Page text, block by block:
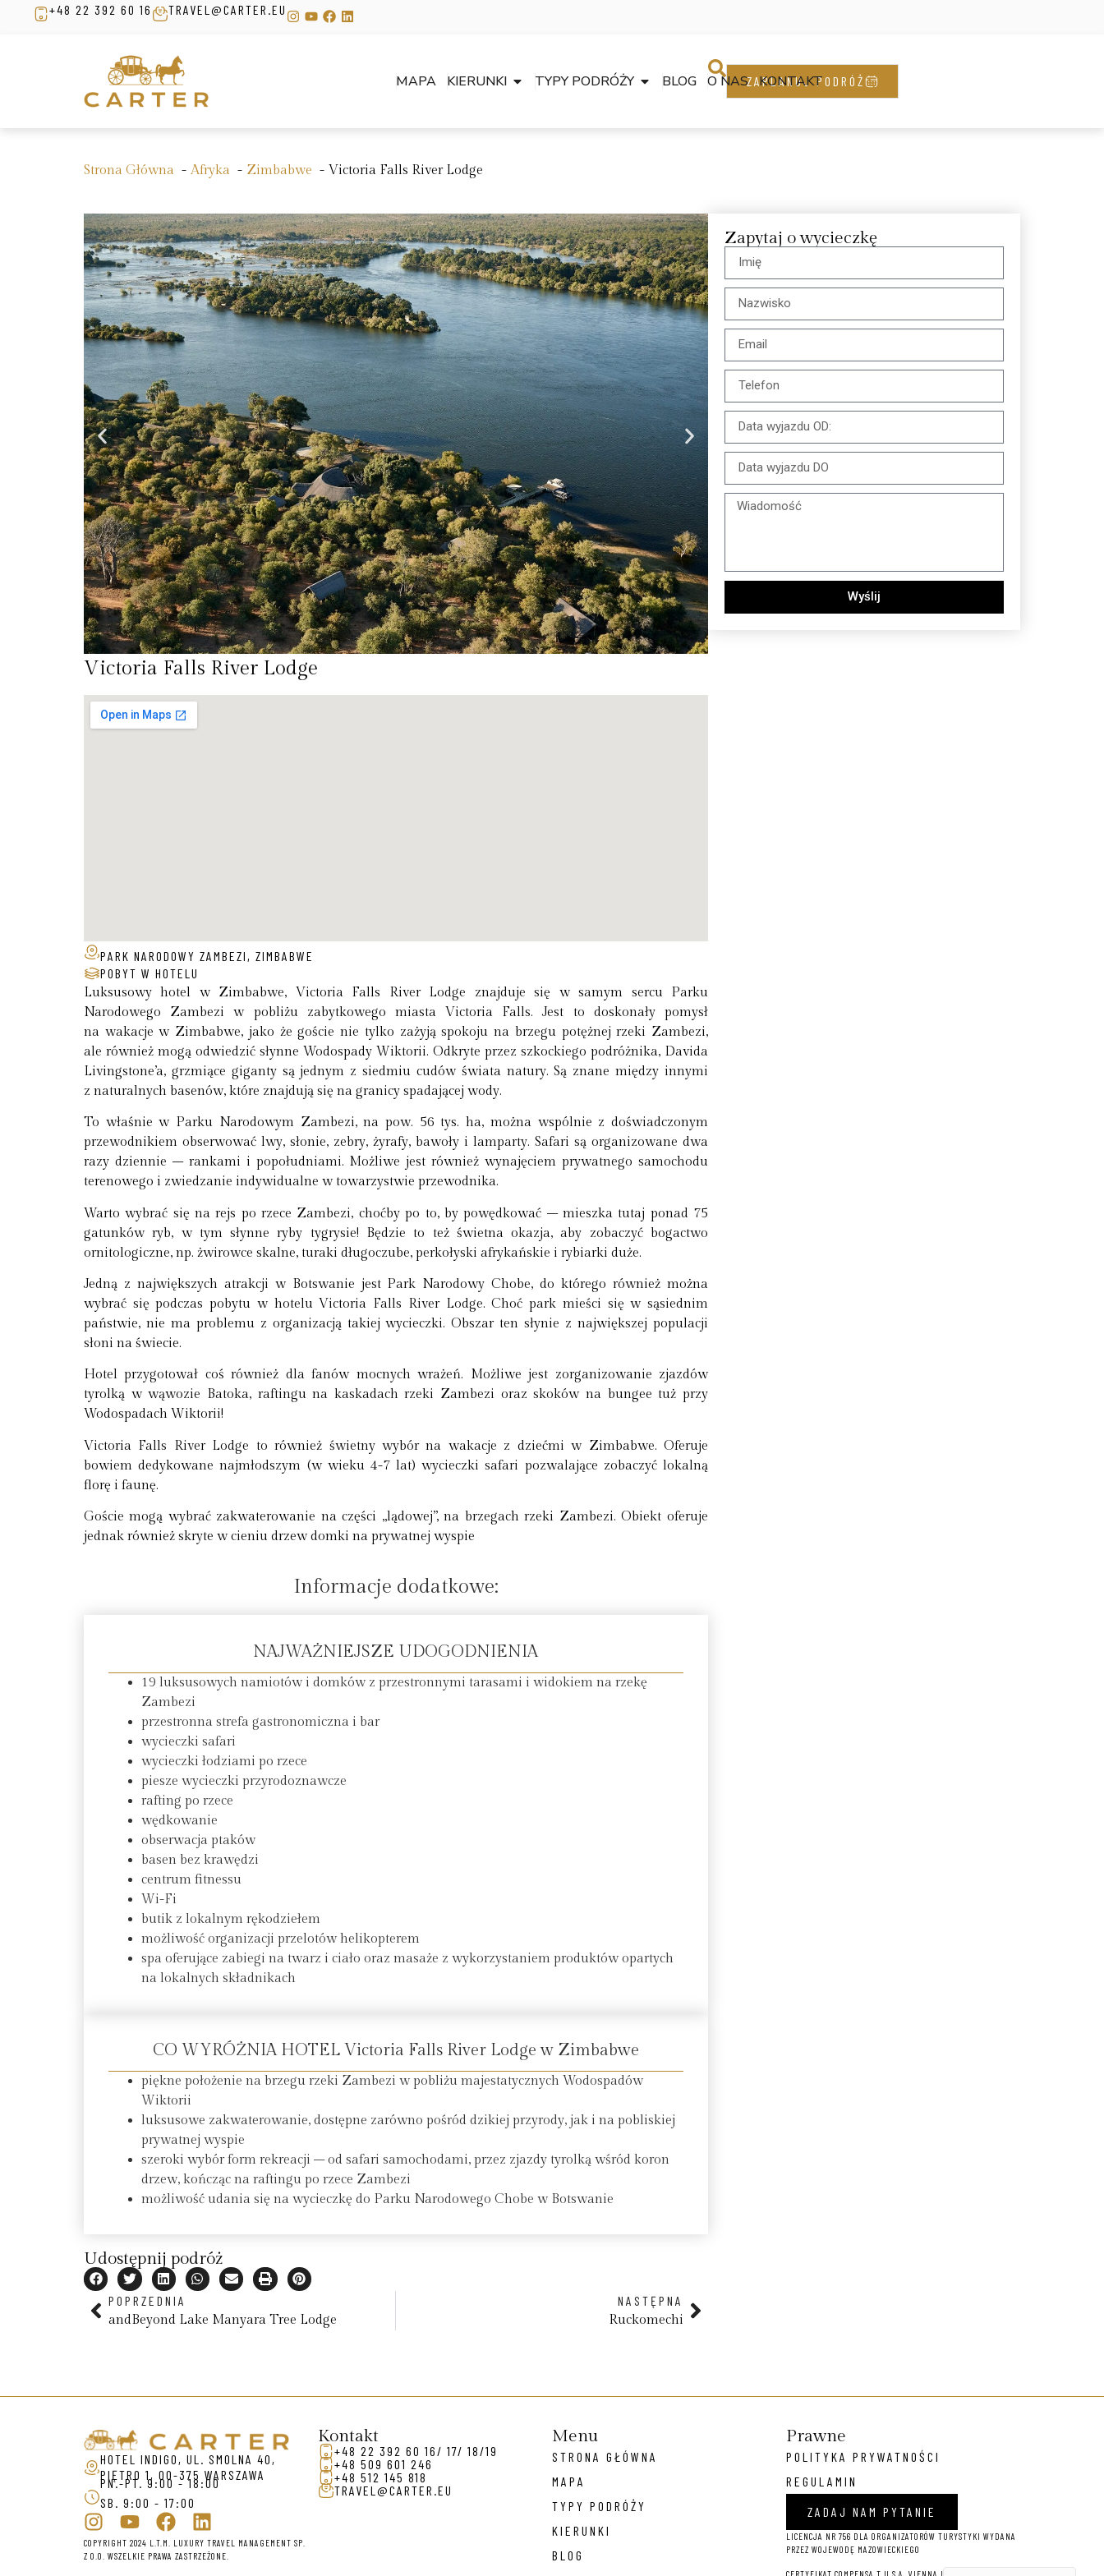
+48 22 392 60 16 TRAVEL@CARTER.EU
MAPA KIERUNKI TYPY PODRÓŻY BLOG O NAS KONTAKT
ZAPLANUJ PODRÓŻ
Strona Główna Afryka Zimbabwe Victoria Falls River Lodge
Victoria Falls River Lodge
PARK NARODOWY ZAMBEZI, ZIMBABWE
POBYT W HOTELU
Luksusowy hotel w Zimbabwe, Victoria Falls River Lodge znajduje się w samym sercu Parku
Narodowego Zambezi w pobliżu zabytkowego miasta Victoria Falls. Jest to doskonały pomysł
na wakacje w Zimbabwe, jako że goście nie tylko zażyją spokoju na brzegu potężnej rzeki Zambezi,
ale również mogą odwiedzić słynne Wodospady Wiktorii. Odkryte przez szkockiego podróżnika, Davida
Livingstone’a, grzmiące giganty są jednym z siedmiu cudów świata natury. Są znane między innymi
z naturalnych basenów, które znajdują się na granicy spadającej wody.
To właśnie w Parku Narodowym Zambezi, na pow. 56 tys. ha, można wspólnie z doświadczonym
przewodnikiem obserwować lwy, słonie, zebry, żyrafy, bawoły i lamparty. Safari są organizowane dwa
razy dziennie – rankami i popołudniami. Możliwe jest również wynajęciem prywatnego samochodu
terenowego i zwiedzanie indywidualne w towarzystwie przewodnika.
Warto wybrać się na rejs po rzece Zambezi, choćby po to, by powędkować – mieszka tutaj ponad 75
gatunków ryb, w tym słynne ryby tygrysie! Będzie to też świetna okazja, aby zobaczyć bogactwo
ornitologiczne, np. żwirowce skalne, turaki długoczube, perkołyski afrykańskie i rybiarki duże.
Jedną z największych atrakcji w Botswanie jest Park Narodowy Chobe, do którego również można
wybrać się podczas pobytu w hotelu Victoria Falls River Lodge. Choć park mieści się w sąsiednim
państwie, nie ma problemu z organizacją takiej wycieczki. Obszar ten słynie z największej populacji
słoni na świecie.
Hotel przygotował coś również dla fanów mocnych wrażeń. Możliwe jest zorganizowanie zjazdów
tyrolką w wąwozie Batoka, raftingu na kaskadach rzeki Zambezi oraz skoków na bungee tuż przy
Wodospadach Wiktorii!
Victoria Falls River Lodge to również świetny wybór na wakacje z dziećmi w Zimbabwe. Oferuje
bowiem dedykowane najmłodszym (w wieku 4-7 lat) wycieczki safari pozwalające zobaczyć lokalną
florę i faunę.
Goście mogą wybrać zakwaterowanie na części „lądowej”, na brzegach rzeki Zambezi. Obiekt oferuje
jednak również skryte w cieniu drzew domki na prywatnej wyspie
Informacje dodatkowe:
NAJWAŻNIEJSZE UDOGODNIENIA
19 luksusowych namiotów i domków z przestronnymi tarasami i widokiem na rzekę
Zambezi
przestronna strefa gastronomiczna i bar
wycieczki safari
wycieczki łodziami po rzece
piesze wycieczki przyrodoznawcze
rafting po rzece
wędkowanie
obserwacja ptaków
basen bez krawędzi
centrum fitnessu
Wi-Fi
butik z lokalnym rękodziełem
możliwość organizacji przelotów helikopterem
spa oferujące zabiegi na twarz i ciało oraz masaże z wykorzystaniem produktów opartych
na lokalnych składnikach
CO WYRÓŻNIA HOTEL Victoria Falls River Lodge w Zimbabwe
piękne położenie na brzegu rzeki Zambezi w pobliżu majestatycznych Wodospadów
Wiktorii
luksusowe zakwaterowanie, dostępne zarówno pośród dzikiej przyrody, jak i na pobliskiej
prywatnej wyspie
szeroki wybór form rekreacji – od safari samochodami, przez zjazdy tyrolką wśród koron
drzew, kończąc na raftingu po rzece Zambezi
możliwość udania się na wycieczkę do Parku Narodowego Chobe w Botswanie
Udostępnij podróż
POPRZEDNIA
andBeyond Lake Manyara Tree Lodge
NASTĘPNA
Ruckomechi
Zapytaj o wycieczkę
Wyślij
HOTEL INDIGO, UL. SMOLNA 40,
PIĘTRO 1, 00-375 WARSZAWA
PN.-PT. 9:00 - 18:00
SB. 9:00 - 17:00
COPYRIGHT 2024 L.T.M. LUXURY TRAVEL MANAGEMENT SP.
Z O.O. WSZELKIE PRAWA ZASTRZEŻONE.
Kontakt
+48 22 392 60 16/ 17/ 18/19
+48 509 601 246
+48 512 145 818
TRAVEL@CARTER.EU
Menu
STRONA GŁÓWNA
MAPA
TYPY PODRÓŻY
KIERUNKI
BLOG
Prawne
POLITYKA PRYWATNOŚCI
REGULAMIN
ZADAJ NAM PYTANIE
LICENCJA NR 756 DLA ORGANIZATORÓW TURYSTYKI WYDANA
PRZEZ WOJEWODĘ MAZOWIECKIEGO